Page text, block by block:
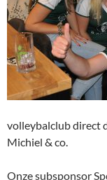
volleybalclub direct
Michiel & co.
Onze subsponsor